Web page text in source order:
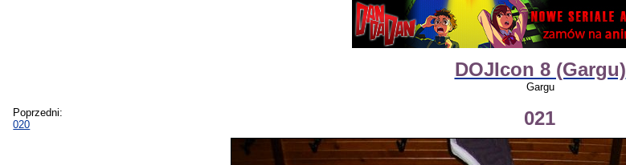
DOJIcon 8 (Gargu)
Gargu
Poprzedni:
020
021